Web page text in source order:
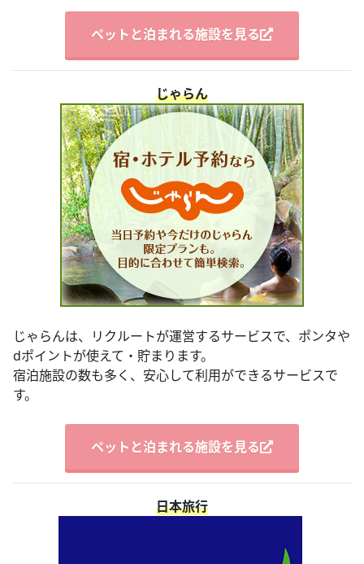
ペットと泊まれる施設を見る
じゃらん
じゃらんは、リクルートが運営するサービスで、ポンタや
dポイントが使えて・貯まります。
宿泊施設の数も多く、安心して利用ができるサービスで
す。
ペットと泊まれる施設を見る
日本旅行